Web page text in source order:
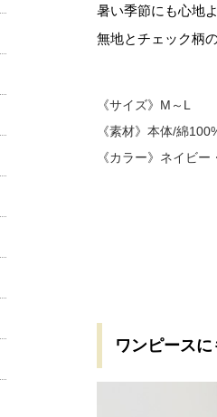
暑い季節にも心地
無地とチェック柄
《サイズ》M～L
《素材》本体/綿
《カラー》ネイビー
ワンピースに